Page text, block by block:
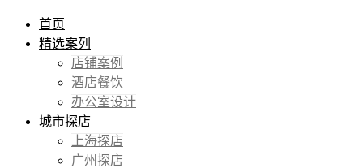
首页
精选案列
店铺案例
酒店餐饮
办公室设计
城市探店
上海探店
广州探店